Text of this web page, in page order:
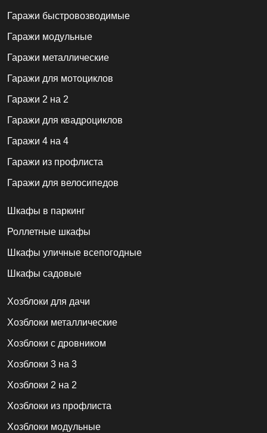
Гаражи быстровозводимые
Гаражи модульные
Гаражи металлические
Гаражи для мотоциклов
Гаражи 2 на 2
Гаражи для квадроциклов
Гаражи 4 на 4
Гаражи из профлиста
Гаражи для велосипедов
Шкафы в паркинг
Роллетные шкафы
Шкафы уличные всепогодные
Шкафы садовые
Хозблоки для дачи
Хозблоки металлические
Хозблоки с дровником
Хозблоки 3 на 3
Хозблоки 2 на 2
Хозблоки из профлиста
Хозблоки модульные